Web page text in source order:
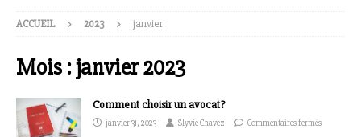
ACCUEIL 2023 janvier
Mois :janvier 2023
Comment choisir un avocat?
janvier 31, 2023 Slyvie Chavez Commentaires fermés